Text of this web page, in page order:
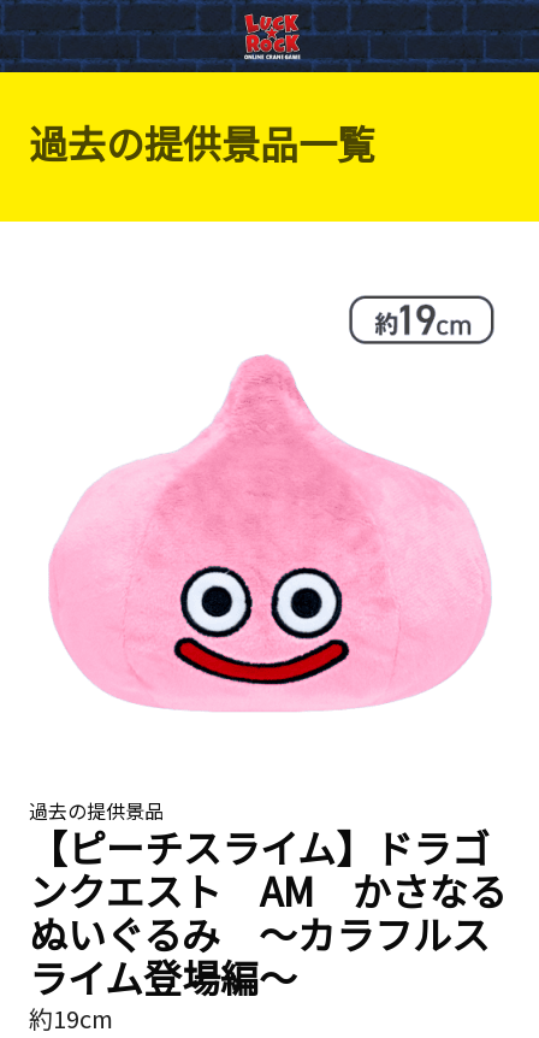
過去の提供景品一覧
過去の提供景品
【ピーチスライム】ドラゴ
ンクエスト AM かさなる
ぬいぐるみ ～カラフルス
ライム登場編～
約19cm